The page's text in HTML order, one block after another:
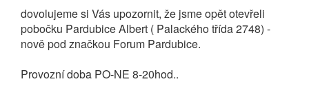
dovolujeme si Vás upozornit, že jsme opět otevřeli
pobočku Pardubice Albert ( Palackého třída 2748) -
nově pod značkou Forum Pardubice.
Provozní doba PO-NE 8-20hod..